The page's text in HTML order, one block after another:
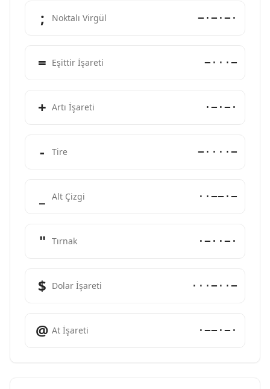
; Noktalı Virgül −·−·−·
= Eşittir İşareti −···−
+ Artı İşareti ·−·−·
- Tire −····−
Alt Çizgi ··−−·−
" Tırnak ·−··−·
$ Dolar İşareti ···−··−
@ At İşareti ·−−·−·